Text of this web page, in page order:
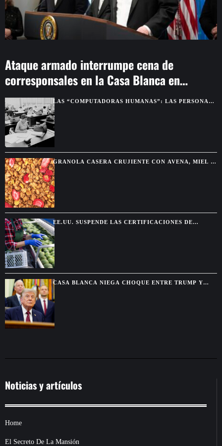
Ataque armado interrumpe cena de
corresponsales en la Casa Blanca en
WashingtonLAS “COMPUTADORAS HUMANAS”: LAS PERSONAS
QUE HACÍAN LOS CÁLCULOS ANTES DE LAS
COMPUTADORAS
GRANOLA CASERA CRUJIENTE CON AVENA, MIEL Y
FRUTOS SECOS
EE.UU. SUSPENDE LAS CERTIFICACIONES DE
AGUACATE EN MICHOACÁN POR UNA AMENAZA DE
SEGURIDAD
CASA BLANCA NIEGA CHOQUE ENTRE TRUMP Y
HEGSETH POR RESERVAS DE MUNICIONES
Noticias y artículos
Home
El Secreto De La Mansión